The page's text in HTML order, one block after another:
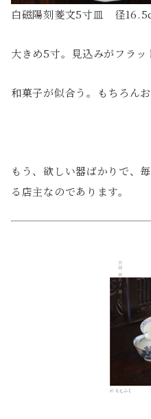
白磁陽刻菱文5寸皿 径
大きめ5寸。見込みがフラッ
和菓子が似合う。もちろん
もう、欲しい器ばかりで、
る店主なのであります。